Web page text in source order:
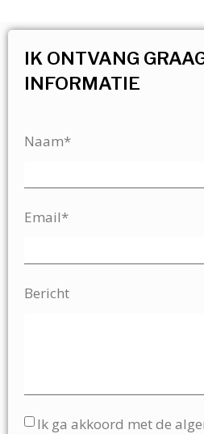
IK ONTVANG
INFORMATIE
Naam*
Email*
Bericht
Ik ga akkoord met de